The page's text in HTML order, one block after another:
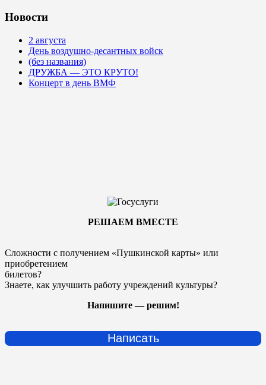
Новости
2 августа
День воздушно-десантных войск
(без названия)
ДРУЖБА — ЭТО КРУТО!
Концерт в день ВМФ
РЕШАЕМ ВМЕСТЕ
Сложности с получением «Пушкинской карты» или
приобретением
билетов?
Знаете, как улучшить работу учреждений культуры?
Напишите — решим!
Написать